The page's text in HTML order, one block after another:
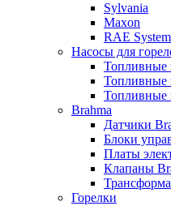
Sylvania
Maxon
RAE
Насосы для
Топливные
Топливные
Топливные
Brahma
Датчики
Блоки
Платы
Клапаны
Горелки